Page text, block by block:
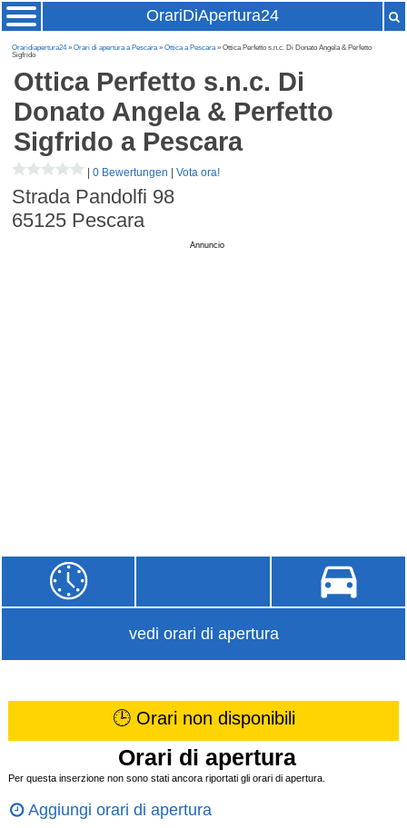
OrariDiApertura24
Oraridiapertura24»Orari di apertura a Pescara»Ottica a Pescara» Ottica Perfetto s.n.c. Di Donato Angela & Perfetto
Sigfrido
Ottica Perfetto s.n.c. Di
Donato Angela & Perfetto
Sigfrido a Pescara
|0 Bewertungen |Vota ora!
Strada Pandolfi 98
65125 Pescara
Annuncio
vedi orari di apertura
🕒 Orari non disponibili
Orari di apertura
Per questa inserzione non sono stati ancora riportati gli orari di apertura.
Aggiungi orari di apertura